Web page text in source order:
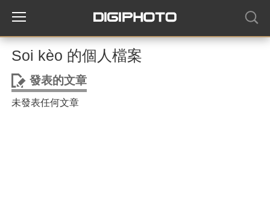
Soi kèo 的個人檔案
發表的文章
未發表任何文章